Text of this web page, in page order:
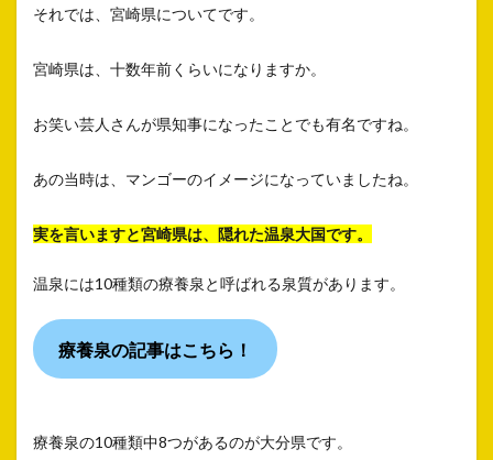
それでは、宮崎県についてです。
宮崎県は、十数年前くらいになりますか。
お笑い芸人さんが県知事になったことでも有名ですね。
あの当時は、マンゴーのイメージになっていましたね。
実を言いますと宮崎県は、隠れた温泉大国です。
温泉には10種類の療養泉と呼ばれる泉質があります。
療養泉の記事はこちら！
療養泉の10種類中8つがあるのが大分県です。